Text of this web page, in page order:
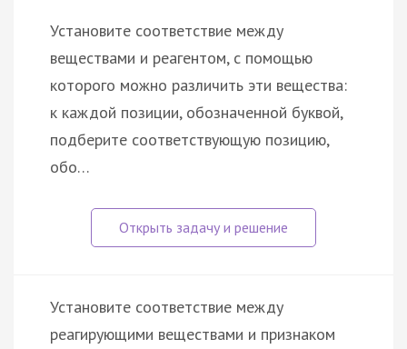
Установите соответствие между
веществами и реагентом, с помощью
которого можно различить эти вещества:
к каждой позиции, обозначенной буквой,
подберите соответствующую позицию,
обо…
Установите соответствие между
реагирующими веществами и признаком